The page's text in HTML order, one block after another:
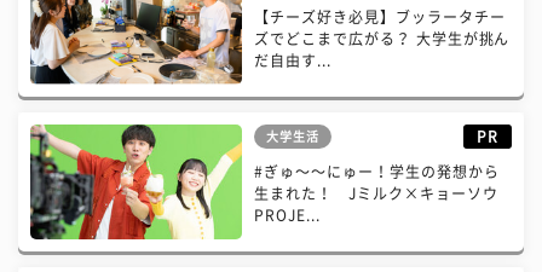
【チーズ好き必見】ブッラータチー
ズでどこまで広がる？ 大学生が挑ん
だ自由す...
大学生活 PR
#ぎゅ〜〜にゅー！学生の発想から
生まれた！ Jミルク×キョーソウ
PROJE...